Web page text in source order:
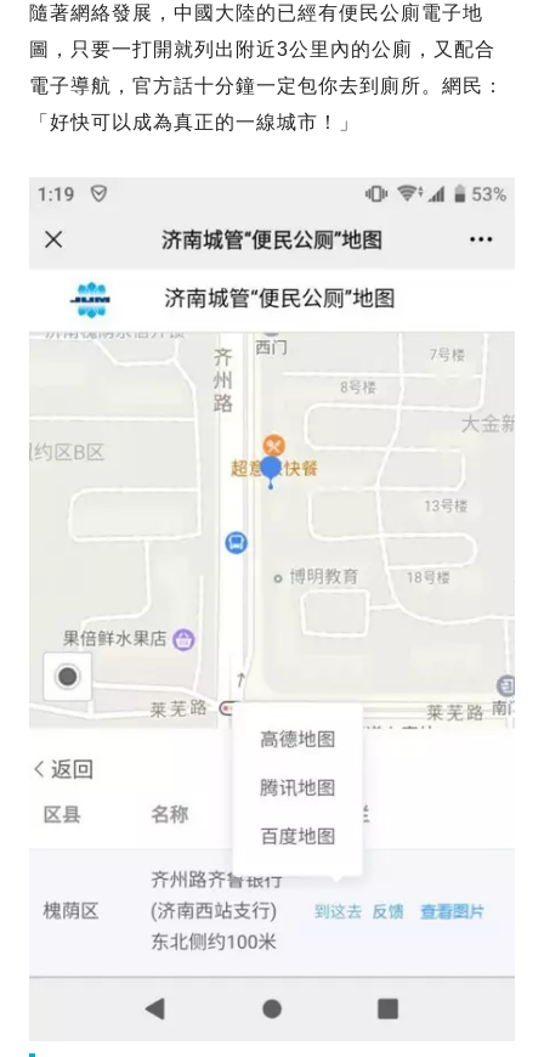
隨著網絡發展，中國大陸的已經有便民公廁電子地
圖，只要一打開就列出附近3公里內的公廁，又配合
電子導航，官方話十分鐘一定包你去到廁所。網民：
「好快可以成為真正的一線城市！」